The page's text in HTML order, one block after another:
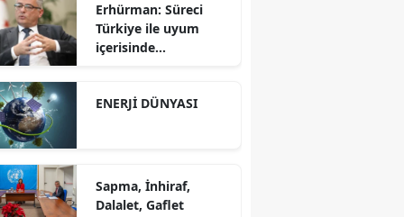
Erhürman: Süreci
Türkiye ile uyum
içerisinde
ENERJİ DÜNYASI
Sapma, İnhiraf,
Dalalet, Gaflet